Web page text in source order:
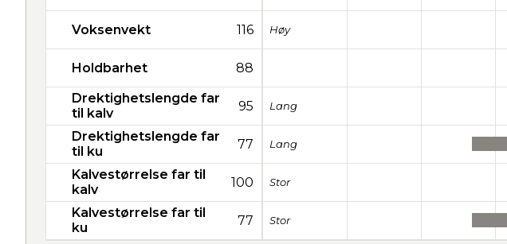
Voksenvekt 116 Høy
Holdbarhet 88
Drektighetslengde far
til kalv
95 Lang
Drektighetslengde far
til ku
77 Lang
Kalvestørrelse far til
kalv
100 Stor
Kalvestørrelse far til
ku
77 Stor